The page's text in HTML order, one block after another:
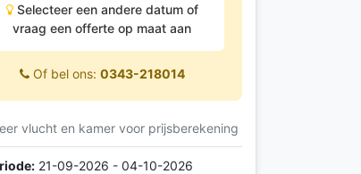
Selecteer een andere datum of
vraag een offerte op maat aan
Of bel ons: 0343-218014
vlucht en kamer voor prijsberekening
21-09-2026 - 04-10-2026